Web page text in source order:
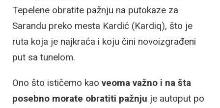
Tepelene obratite pažnju na putokaze za
Sarandu preko mesta Kardić (Kardiq), što je
ruta koja je najkraća i koju čini novoizgrađeni
put sa tunelom.
Ono što ističemo kao veoma važno i na šta
posebno morate obratiti pažnju je autoput po